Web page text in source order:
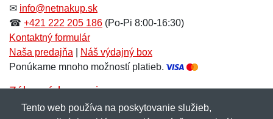
Meno:*
E-mail:
E-mail:*
Správa*
✉ info@netnakup.sk
☎ +421 222 205 186 (Po-Pi 8:00-16:30)
Kontaktný formulár
Naša predajňa
Náš výdajný box
Ponúkame mnoho možností platieb.
Zákaznícky servis
Novinky emailom
Tento web používa na poskytovanie služieb,